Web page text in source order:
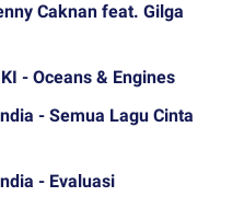
Caknan feat. Gilga
- Oceans & Engines
- Semua Lagu Cinta
- Evaluasi